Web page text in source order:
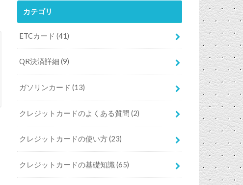
カテゴリ
ETCカード(41)
QR決済詳細(9)
ガソリンカード(13)
クレジットカードのよくある質問(2)
クレジットカードの使い方(23)
クレジットカードの基礎知識(65)